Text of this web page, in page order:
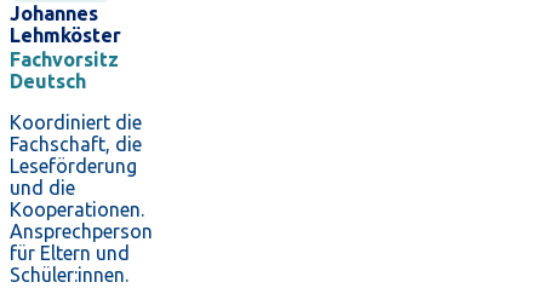
Johannes
Lehmköster
Fachvorsitz
Deutsch
Koordiniert die
Fachschaft, die
Leseförderung
und die
Kooperationen.
Ansprechperson
für Eltern und
Schüler:innen.